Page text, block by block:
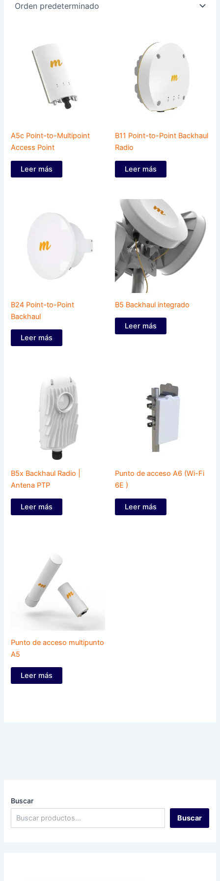
Buscar
Buscar
A5c Point-to-Multipoint
Access Point
Leer más
B11 Point-to-Point Backhaul
Radio
Leer más
B24 Point-to-Point
Backhaul
Leer más
B5 Backhaul integrado
Leer más
B5x Backhaul Radio |
Antena PTP
Leer más
Punto de acceso A6 (Wi-Fi
6E )
Leer más
Punto de acceso multipunto
A5
Leer más